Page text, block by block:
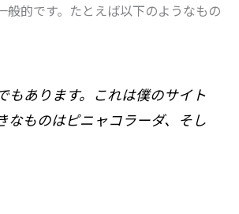
的です。たとえば以下のようなもの
もあります。これは僕のサイト
なものはピニャコラーダ、そし